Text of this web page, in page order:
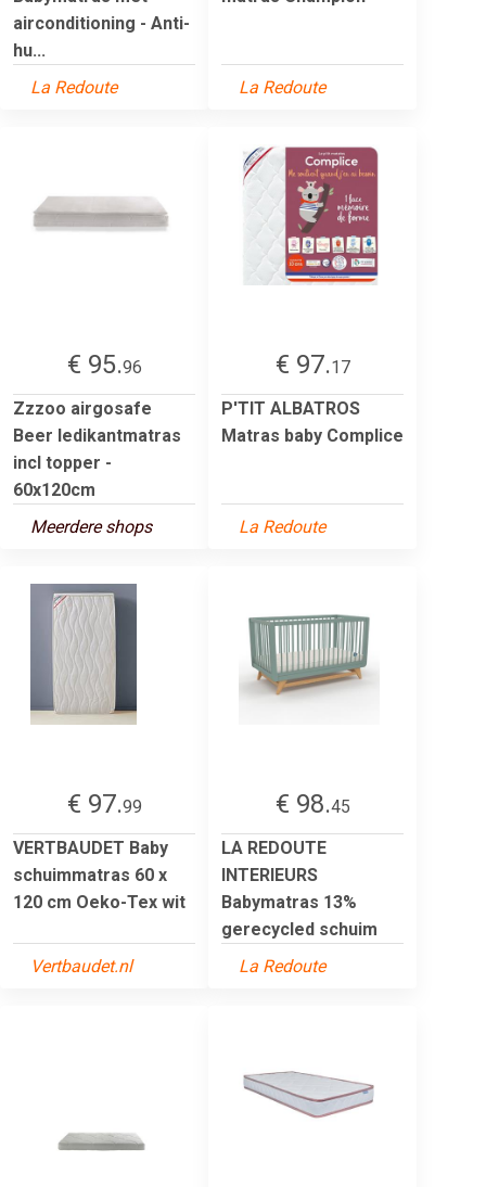
airconditioning - Anti-
hu...
La Redoute
La Redoute
€ 95.96
Zzzoo airgosafe
Beer ledikantmatras
incl topper -
60x120cm
Meerdere shops
€ 97.17
P'TIT ALBATROS
Matras baby Complice
La Redoute
€ 97.99
VERTBAUDET Baby
schuimmatras 60 x
120 cm Oeko-Tex wit
Vertbaudet.nl
€ 98.45
LA REDOUTE
INTERIEURS
Babymatras 13%
gerecycled schuim
La Redoute